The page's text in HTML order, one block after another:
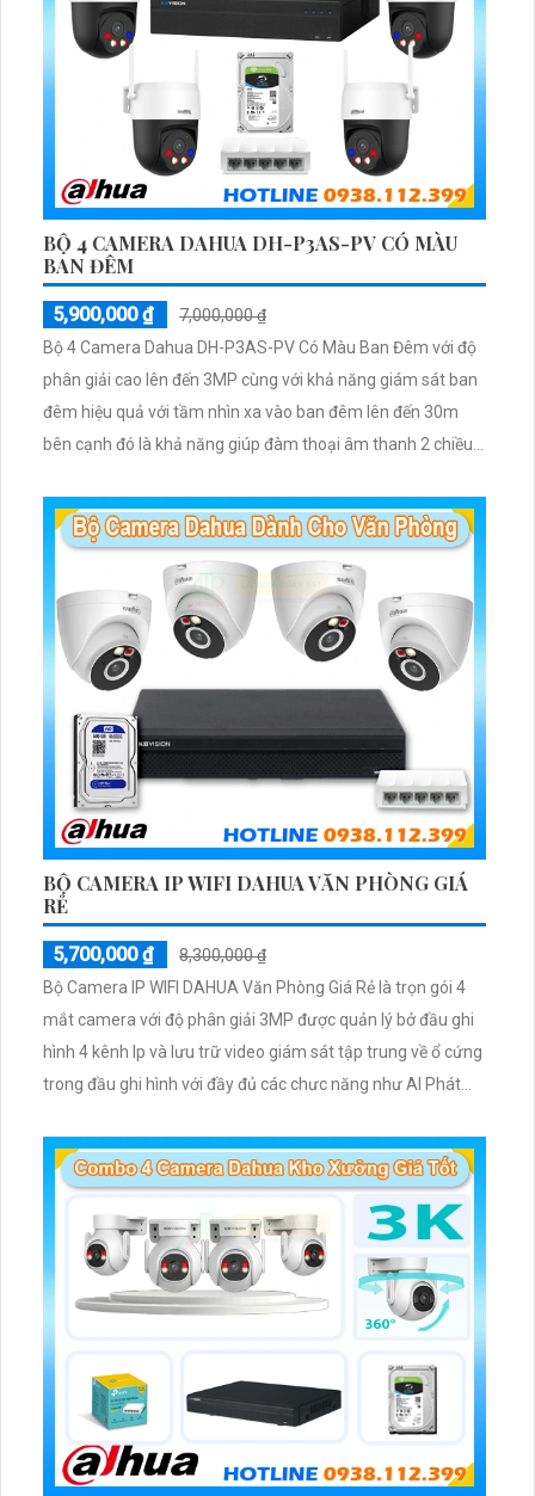
BỘ 4 CAMERA DAHUA DH-P3AS-PV CÓ MÀU
BAN ĐÊM
5,900,000 ₫
7,000,000 ₫
Bộ 4 Camera Dahua DH-P3AS-PV Có Màu Ban Đêm với độ
phân giải cao lên đến 3MP cùng với khả năng giám sát ban
đêm hiệu quả với tầm nhìn xa vào ban đêm lên đến 30m
bên cạnh đó là khả năng giúp đàm thoại âm thanh 2 chiều
BỘ CAMERA IP WIFI DAHUA VĂN PHÒNG GIÁ
RẺ
5,700,000 ₫
8,300,000 ₫
Bộ Camera IP WIFI DAHUA Văn Phòng Giá Rẻ là trọn gói 4
mắt camera với độ phân giải 3MP được quản lý bở đầu ghi
hình 4 kênh Ip và lưu trữ video giám sát tập trung về ổ cứng
trong đầu ghi hình với đầy đủ các chưc năng như AI Phát
có màu vào ban đêm